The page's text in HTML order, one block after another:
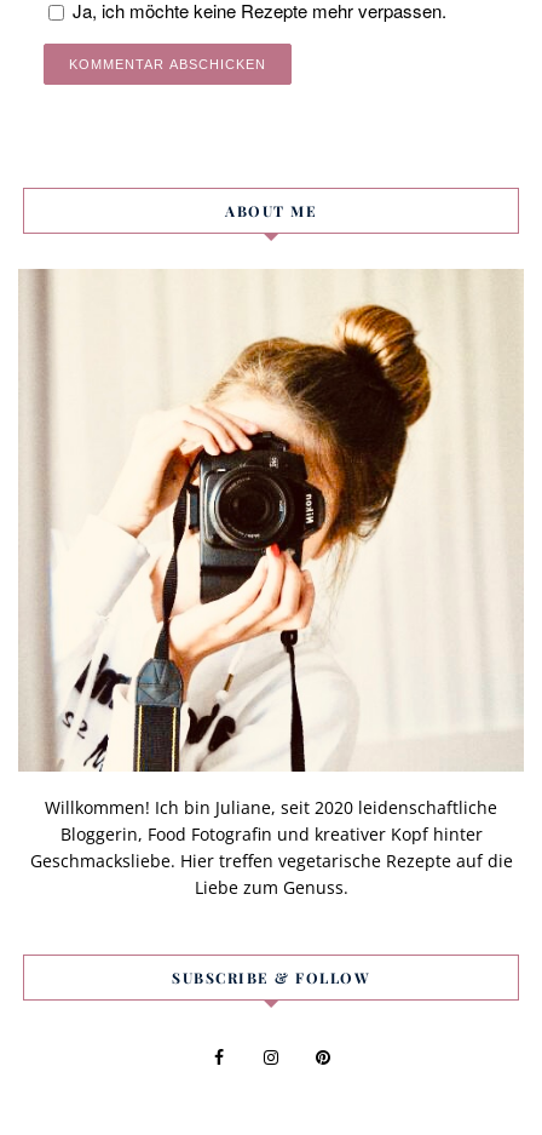
Ja, ich möchte keine Rezepte mehr verpassen.
ABOUT ME
Willkommen! Ich bin Juliane, seit 2020 leidenschaftliche
Bloggerin, Food Fotografin und kreativer Kopf hinter
Geschmacksliebe. Hier treffen vegetarische Rezepte auf die
Liebe zum Genuss.
SUBSCRIBE & FOLLOW